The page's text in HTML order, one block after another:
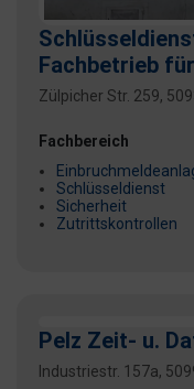
Fachbetrieb
Zülpicher Str. 259,
Fachbereich
Schlüsseldienst
Sicherheit
Zutrittskontrollen
Pelz Zeit- u.
Industriestr. 157a,